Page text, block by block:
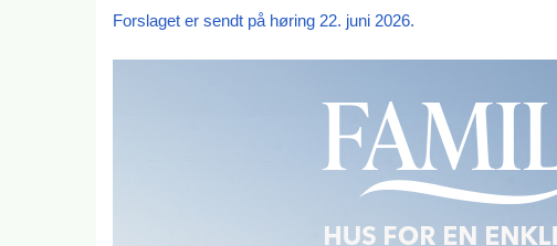
Forslaget er sendt på høring 22. juni 2026.